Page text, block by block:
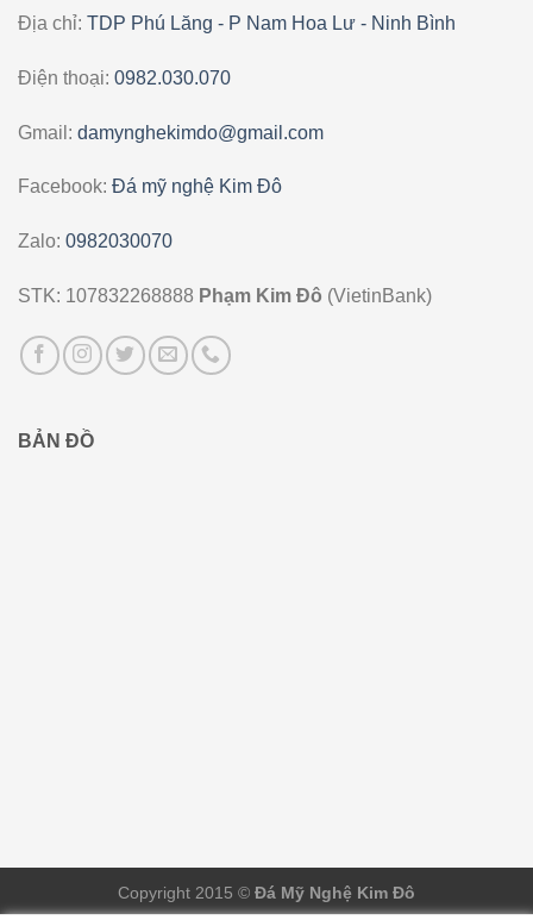
Địa chỉ: TDP Phú Lăng - P Nam Hoa Lư - Ninh Bình
Điện thoại: 0982.030.070
Gmail: damynghekimdo@gmail.com
Facebook: Đá mỹ nghệ Kim Đô
Zalo: 0982030070
STK: 107832268888 Phạm Kim Đô (VietinBank)
BẢN ĐỒ
Copyright 2015 © Đá Mỹ Nghệ Kim Đô